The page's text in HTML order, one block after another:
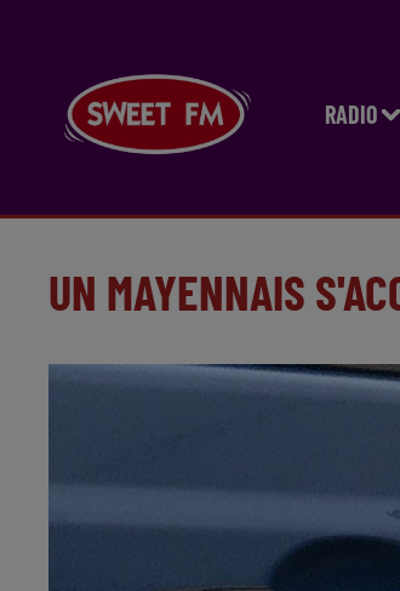
RADIO
UN MAYENNAIS